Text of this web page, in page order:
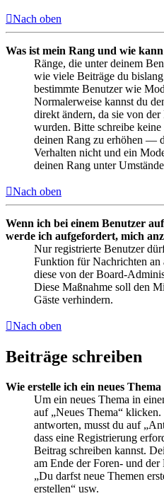
Nach oben
Was ist mein Rang und wie
Ränge, die unter deinem
wie viele Beiträge du
bestimmte Benutzer wie
Normalerweise kannst du
direkt ändern, da sie von
wurden. Bitte schreibe
deinen Rang zu erhöhen —
Verhalten nicht und ein
deinen Rang unter
Nach oben
Wenn ich bei einem Benutzer
werde ich aufgefordert, mich
Nur registrierte Benutzer
Funktion für Nachrichten an
diese von der Board-
Diese Maßnahme soll den
Gäste verhindern.
Nach oben
Beiträge schreiben
Wie erstelle ich ein neues
Um ein neues Thema in
auf „Neues Thema“
antworten, musst du auf
dass eine Registrierung
Beitrag schreiben kannst.
am Ende der Foren- und
„Du darfst neue Themen
erstellen“ usw.